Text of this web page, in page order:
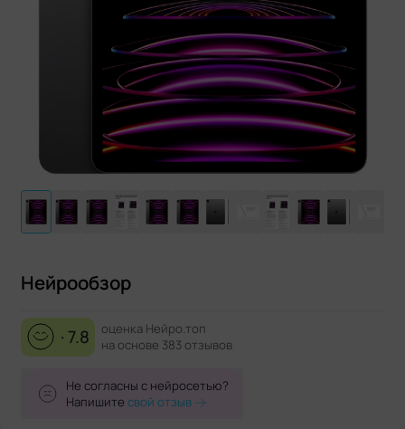
Нейрообзор
· 7.8
оценка Нейро.топ
на основе 383 отзывов
Не согласны с нейросетью?
Напишитесвой отзыв